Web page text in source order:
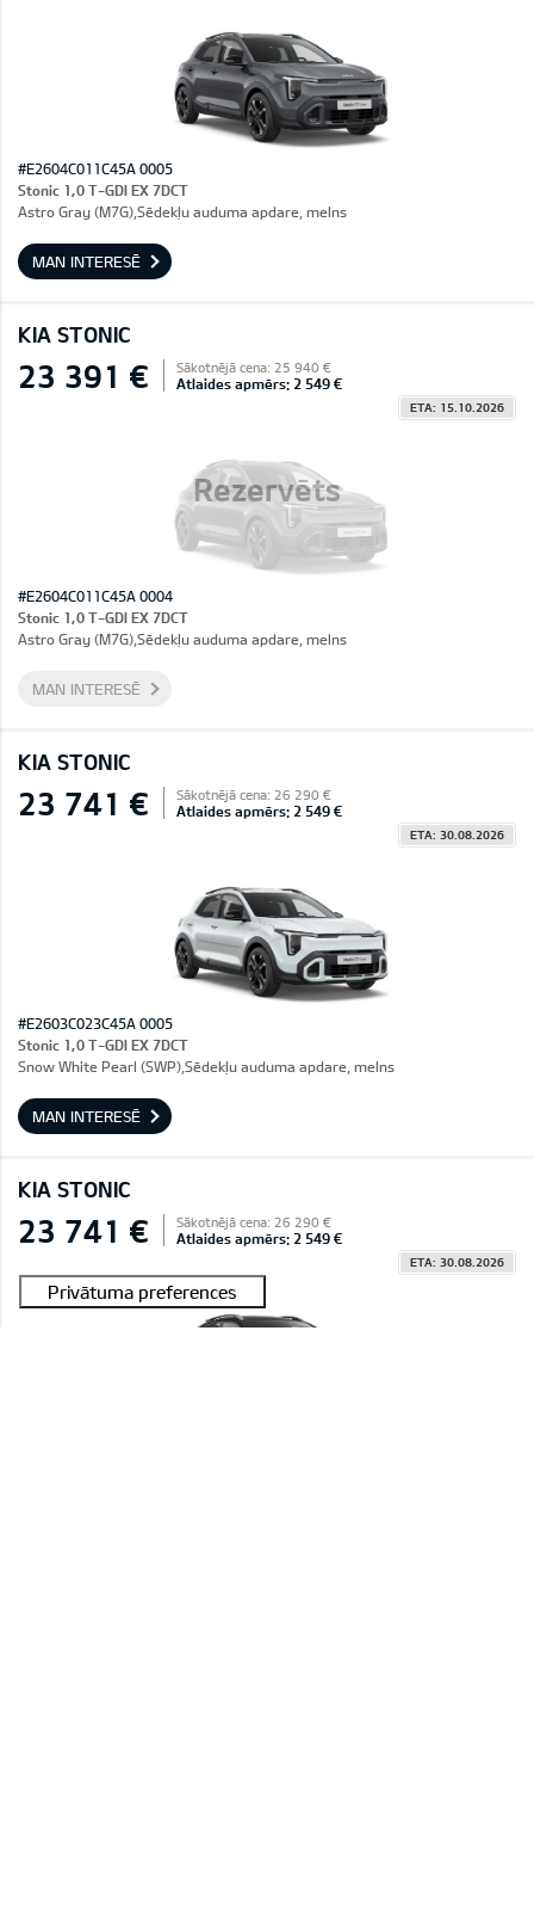
#E2604C011C45A 0005
Stonic 1,0 T-GDI EX 7DCT
Astro Gray (M7G),Sēdekļu auduma apdare, melns
MAN INTERESĒ
KIA STONIC
Rezervēts
23 391 € Sākotnējā cena: 25 940 €
Atlaides apmērs: 2 549 €
ETA: 15.10.2026
#E2604C011C45A 0004
Stonic 1,0 T-GDI EX 7DCT
Astro Gray (M7G),Sēdekļu auduma apdare, melns
MAN INTERESĒ
KIA STONIC
23 741 € Sākotnējā cena: 26 290 €
Atlaides apmērs: 2 549 €
ETA: 30.08.2026
#E2603C023C45A 0005
Stonic 1,0 T-GDI EX 7DCT
Snow White Pearl (SWP),Sēdekļu auduma apdare, melns
MAN INTERESĒ
KIA STONIC
23 741 € Sākotnējā cena: 26 290 €
Atlaides apmērs: 2 549 €
ETA: 30.08.2026